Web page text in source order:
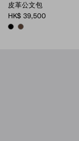
皮革公文包
HK$ 39,500
BLACKCOCOA BROWN